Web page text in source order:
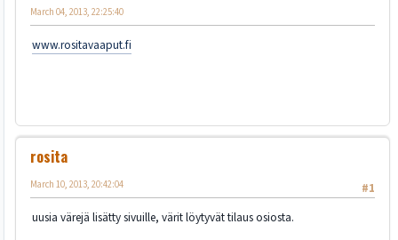
March 04, 2013, 22:25:40
www.rositavaaput.fi
rosita
#1
March 10, 2013, 20:42:04
uusia värejä lisätty sivuille, värit löytyvät tilaus osiosta.